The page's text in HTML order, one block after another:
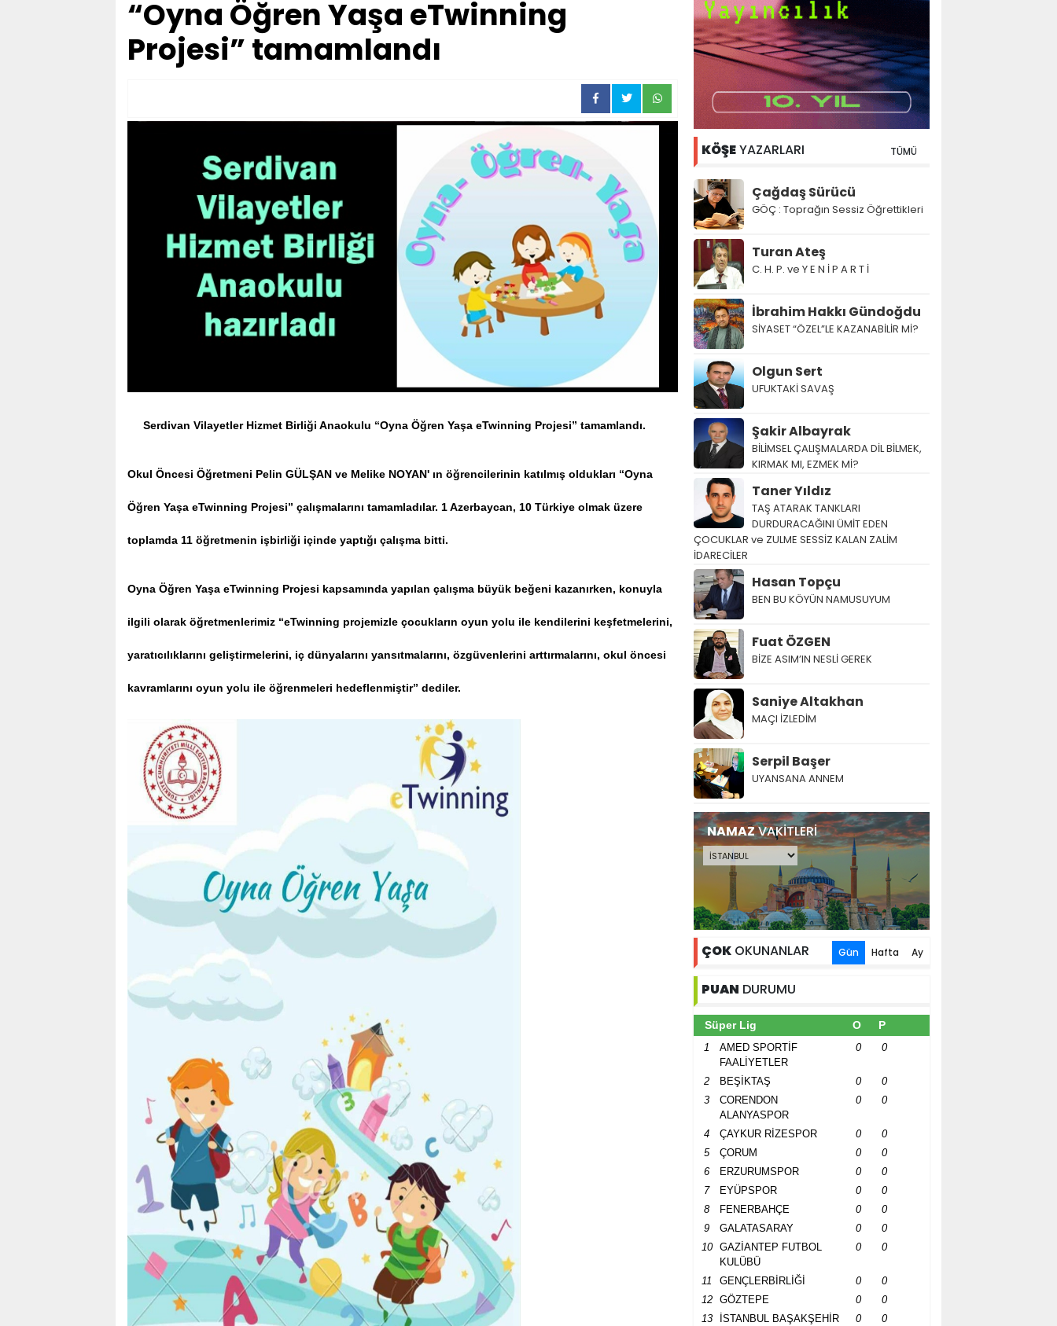
“Oyna Öğren Yaşa eTwinning
Projesi” tamamlandı
Serdivan Vilayetler Hizmet Birliği Anaokulu “Oyna Öğren Yaşa eTwinning Projesi” tamamlandı.
Okul Öncesi Öğretmeni Pelin GÜLŞAN ve Melike NOYAN' ın öğrencilerinin katılmış oldukları “Oyna
Öğren Yaşa eTwinning Projesi” çalışmalarını tamamladılar. 1 Azerbaycan, 10 Türkiye olmak üzere
toplamda 11 öğretmenin işbirliği içinde yaptığı çalışma bitti.
Oyna Öğren Yaşa eTwinning Projesi kapsamında yapılan çalışma büyük beğeni kazanırken, konuyla
ilgili olarak öğretmenlerimiz “eTwinning projemizle çocukların oyun yolu ile kendilerini keşfetmelerini,
yaratıcılıklarını geliştirmelerini, iç dünyalarını yansıtmalarını, özgüvenlerini arttırmalarını, okul öncesi
kavramlarını oyun yolu ile öğrenmeleri hedeflenmiştir” dediler.
KÖŞEYAZARLARI TÜMÜ
Çağdaş Sürücü
GÖÇ : Toprağın Sessiz Öğrettikleri
Turan Ateş
C. H. P. ve Y E N İ P A R T İ
İbrahim Hakkı Gündoğdu
SİYASET “ÖZEL”LE KAZANABİLİR Mİ?
Olgun Sert
UFUKTAKİ SAVAŞ
Şakir Albayrak
BİLİMSEL ÇALIŞMALARDA DİL BİLMEK,
KIRMAK MI, EZMEK Mİ?
Taner Yıldız
TAŞ ATARAK TANKLARI
DURDURACAĞINI ÜMİT EDEN
ÇOCUKLAR ve ZULME SESSİZ KALAN ZALİM
İDARECİLER
Hasan Topçu
BEN BU KÖYÜN NAMUSUYUM
Fuat ÖZGEN
BİZE ASIM’IN NESLİ GEREK
Saniye Altakhan
MAÇI İZLEDİM
Serpil Başer
UYANSANA ANNEM
NAMAZVAKİTLERİ
ÇOK OKUNANLAR Gün Hafta Ay
PUAN DURUMU
Süper Lig O P
1
AMED SPORTİF
FAALİYETLER
0 0
2 BEŞİKTAŞ 0
0
3
CORENDON
ALANYASPOR
0 0
4 ÇAYKUR RİZESPOR 0
0
5
ÇORUM 0
0
6
ERZURUMSPOR 0
0
7
EYÜPSPOR 0
0
8
FENERBAHÇE 0
0
9
GALATASARAY 0
0
10
GAZİANTEP FUTBOL
KULÜBÜ
0 0
11 GENÇLERBİRLİĞİ 0
0
12
GÖZTEPE 0
0
13
İSTANBUL BAŞAKŞEHİR 0
0